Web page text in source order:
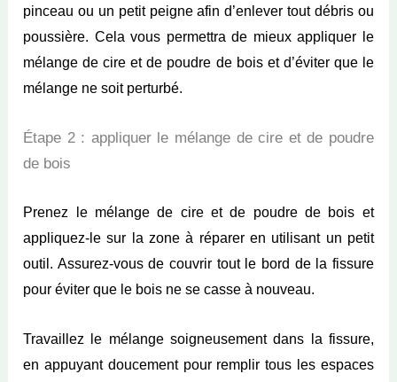
pinceau ou un petit peigne afin d’enlever tout débris ou
poussière. Cela vous permettra de mieux appliquer le
mélange de cire et de poudre de bois et d’éviter que le
mélange ne soit perturbé.
Étape 2 : appliquer le mélange de cire et de poudre
de bois
Prenez le mélange de cire et de poudre de bois et
appliquez-le sur la zone à réparer en utilisant un petit
outil. Assurez-vous de couvrir tout le bord de la fissure
pour éviter que le bois ne se casse à nouveau.
Travaillez le mélange soigneusement dans la fissure,
en appuyant doucement pour remplir tous les espaces